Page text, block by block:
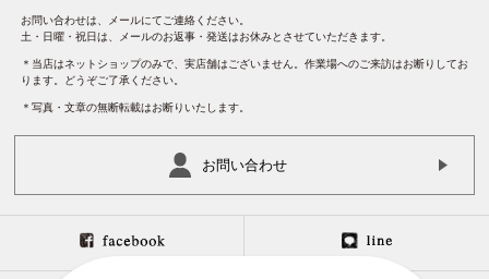
お問い合わせは、メールにてご連絡ください。
土・日曜・祝日は、メールのお返事・発送はお休みとさせていただきます。
＊当店はネットショップのみで、実店舗はございません。作業場へのご来訪はお断りしてお
ります。どうぞご了承ください。
＊写真・文章の無断転載はお断りいたします。
お問い合わせ